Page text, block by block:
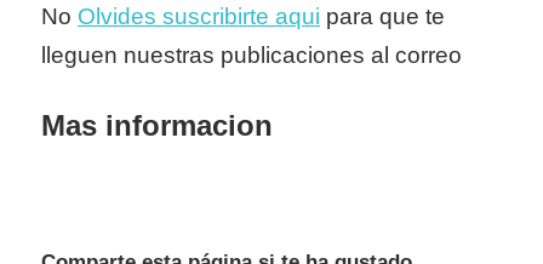
No Olvides suscribirte aqui para que te
lleguen nuestras publicaciones al correo
Mas informacion